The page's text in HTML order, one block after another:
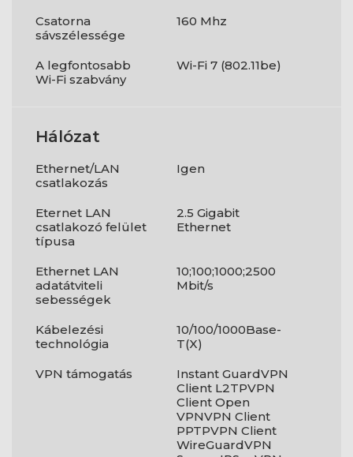
Csatorna
sávszélessége
160 Mhz
A legfontosabb
Wi-Fi szabvány
Wi-Fi 7 (802.11be)
Hálózat
Ethernet/LAN
csatlakozás
Igen
Eternet LAN
csatlakozó felület
típusa
2.5 Gigabit
Ethernet
Ethernet LAN
adatátviteli
sebességek
10;100;1000;2500
Mbit/s
Kábelezési
technológia
10/100/1000Base-
T(X)
VPN támogatás
Instant GuardVPN
Client L2TPVPN
Client Open
VPNVPN Client
PPTPVPN Client
WireGuardVPN